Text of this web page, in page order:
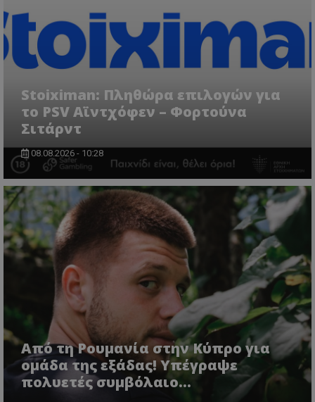
Stoiximan: Πληθώρα επιλογών για
το PSV Αϊντχόφεν – Φορτούνα
Σιτάρντ
08.08.2026 - 10:28
Από τη Ρουμανία στην Κύπρο για
ομάδα της εξάδας! Υπέγραψε
πολυετές συμβόλαιο...